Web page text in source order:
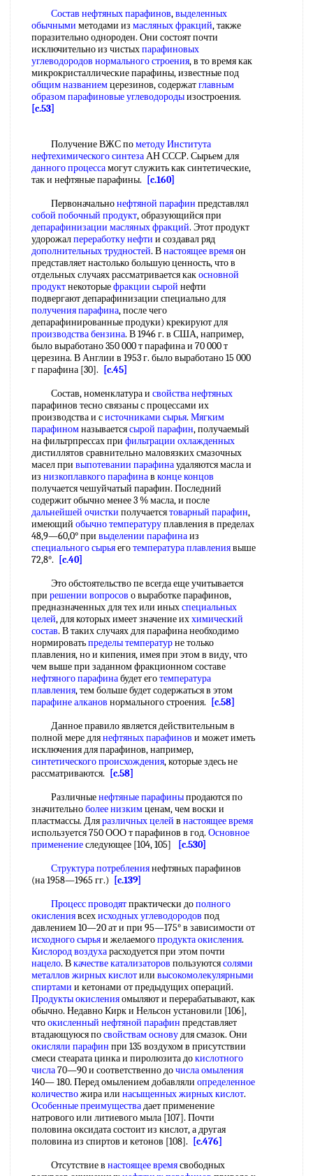
Состав нефтяных парафинов,выделенных
обычными методами из масляных фракций, также
поразительно однороден. Они состоят почти
исключительно из чистыхпарафиновых
углеводородов нормального строения, в то время как
микрокристаллические парафины, известные под
общим названиемцерезинов, содержатглавным
образомпарафиновые углеводородыизостроения.
[c.53]
Получение ВЖС пометоду Института
нефтехимического синтезаАН СССР. Сырьем для
данного процессамогут служить как синтетические,
так и нефтяные парафины.
[c.160]
Первоначальнонефтяной парафин представлял
собой побочный продукт, образующийся при
депарафинизации масляных фракций. Этот продукт
удорожалпереработку нефти и создавал ряд
дополнительных трудностей. Внастоящее времяон
представляет настолько большую ценность, что в
отдельных случаях рассматривается какосновной
продуктнекоторыефракции сырой нефти
подвергают депарафинизации специально для
получения парафина, после чего
депарафинированные продуки) крекируют для
производства бензина. В 1946 г. в США, например,
было выработано 350 000 т парафина и 70 000 т
церезина. В Англии в 1953 г. было выработано 15 000
г парафина [30].
[c.45]
Состав, номенклатура и свойства нефтяных
парафинов тесно связаны с процессами их
производства и систочниками сырья. Мягким
парафиномназываетсясырой парафин, получаемый
на фильтрпрессах при фильтрации охлажденных
дистиллятов сравнительно маловязких смазочных
масел при выпотевании парафинаудаляются масла и
из низкоплавкого парафинав конце концов
получается чешуйчатый парафин. Последний
содержит обычно менее 3 % масла, и после
дальнейшей очистки получаетсятоварный парафин,
имеющий обычно температуруплавления в пределах
48,9—60,0° при выделении парафинаиз
специального сырьяеготемпература плавлениявыше
72,8°.
[c.40]
Это обстоятельство пе всегда еще учитывается
при решении вопросов о выработке парафинов,
предназначенных для тех или иныхспециальных
целей, для которых имеет значение иххимический
состав. В таких случаях для парафина необходимо
нормироватьпределы температурне только
плавления, но и кипения, имея при этом в виду, что
чем выше при заданном фракционном составе
нефтяного парафинабудет еготемпература
плавления, тем больше будет содержаться в этом
парафине алканов нормального строения.
[c.58]
Данное правило является действительным в
полной мере длянефтяных парафинов и может иметь
исключения для парафинов, например,
синтетического происхождения, которые здесь не
рассматриваются.
[c.58]
Различныенефтяные парафиныпродаются по
значительноболее низкимценам, чем воски и
пластмассы. Дляразличных целей в настоящее время
используется 750 ООО т парафинов в год. Основное
применениеследующее [104, 105]
[c.530]
Структура потреблениянефтяных парафинов
(на 1958—1965 гг.)
[c.139]
Процесс проводятпрактически дополного
окислениявсехисходных углеводородов под
давлением 10—20 ат и при 95—175° в зависимости от
исходного сырьяи желаемогопродукта окисления.
Кислород воздухарасходуется при этом почти
нацело. Вкачестве катализаторов пользуютсясолями
металлов жирных кислотили высокомолекулярными
спиртами и кетонами от предыдущих операций.
Продукты окисленияомыляют и перерабатывают, как
обычно. Недавно Кирк и Нельсон установили [106],
чтоокисленный нефтяной парафин представляет
втадающуюся посвойствам основудля смазок. Они
окисляли парафин при 135 воздухом в присутствии
смеси стеарата цинка и пиролюзита докислотного
числа70—90 и соответственно дочисла омыления
140— 180. Перед омылением добавляли определенное
количествожира или насыщенных жирных кислот.
Особенные преимуществадает применение
натрового или литиевого мыла [107]. Почти
половина оксидата состоит из кислот, а другая
половина из спиртов и кетонов [108].
[c.476]
Отсутствие в настоящее времясвободных